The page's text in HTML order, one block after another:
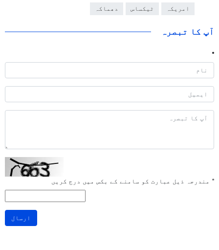
امریکہ ٹیکساس دھماکہ
آپ کا تبصرہ
* مندرجہ ذیل عبارت کو سامنے کے بکس میں درج کریں
ارسال